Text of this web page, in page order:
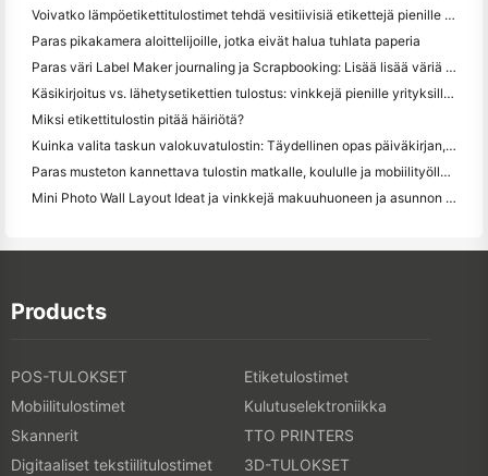
Voivatko lämpöetikettitulostimet tehdä vesitiivisiä etikettejä pienille yritystuotteille?
Paras pikakamera aloittelijoille, jotka eivät halua tuhlata paperia
Paras väri Label Maker journaling ja Scrapbooking: Lisää lisää väriä jokaiselle sivulle
Käsikirjoitus vs. lähetysetikettien tulostus: vinkkejä pienille yrityksille vuonna 2026
Miksi etikettitulostin pitää häiriötä?
Kuinka valita taskun valokuvatulostin: Täydellinen opas päiväkirjan, matkan ja iPhone-käyttäjille
Paras musteton kannettava tulostin matkalle, koululle ja mobiilityölle: Hanin MT620 Pro Review
Mini Photo Wall Layout Ideat ja vinkkejä makuuhuoneen ja asunnon koristelu
Products
POS-TULOKSET
Etiketulostimet
Mobiilitulostimet
Kulutuselektroniikka
Skannerit
TTO PRINTERS
Digitaaliset tekstiilitulostimet
3D-TULOKSET